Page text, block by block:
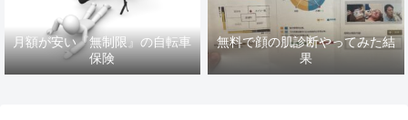
月額が安い『無制限』の自転車
保険
無料で顔の肌診断やってみた結
果